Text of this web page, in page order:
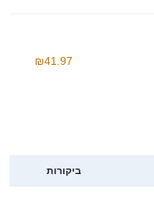
₪41.97
ביקורות